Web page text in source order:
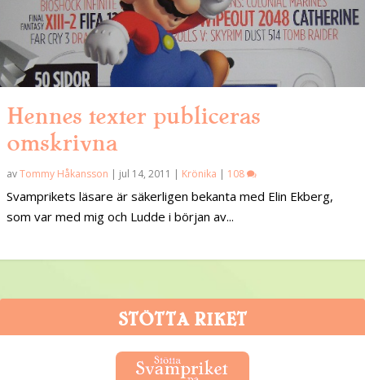
Hennes texter publiceras
omskrivna
avTommy Håkansson | jul 14, 2011 | Krönika | 108
Svamprikets läsare är säkerligen bekanta med Elin Ekberg,
som var med mig och Ludde i början av...
STÖTTA RIKET